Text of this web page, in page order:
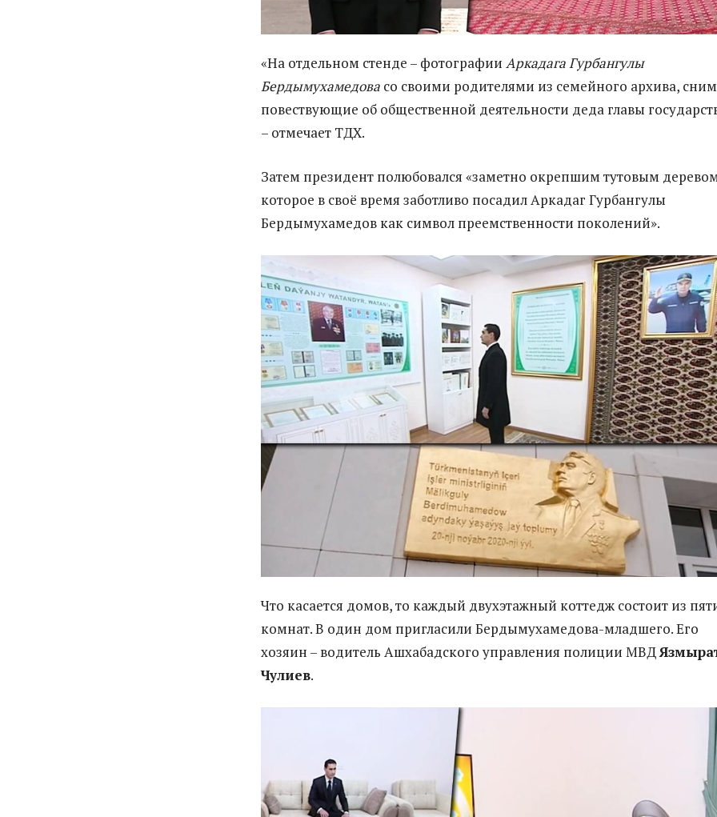
«На отдельном стенде – фотографии ­ Аркадага Гурбангулы
Бердымухамедова со своими родителями из семейного архива,
повествующие об общественной деятельности деда главы
– отмечает ТДХ.
Затем президент полюбовался «заметно окрепшим тутовым
которое в своё время заботливо посадил ­Аркадаг Гурбангулы
Бердымухамедов как символ преемственности поколений».
Что касается домов, то каждый двухэтажный коттедж состоит из
комнат. В один дом пригласили Бердымухамедова-младшего. Его
хозяин – водитель Ашхабадского управления полиции МВД
Чулиев.